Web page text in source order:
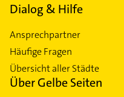
Dialog & Hilfe
Ansprechpartner
Häufige Fragen
Übersicht aller Städte
Über Gelbe Seiten